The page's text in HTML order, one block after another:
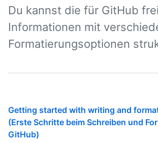
Du kannst die für GitHub
Informationen mit
Formatierungsoptionen
Getting started with writing and
(Erste Schritte beim Schreiben und
GitHub)